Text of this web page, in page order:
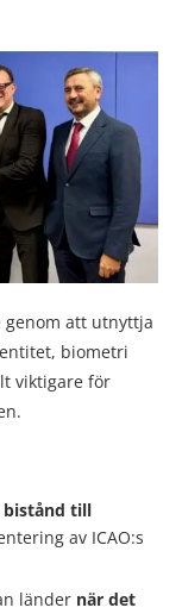
genom att utnyttja
biometri
viktigare för
bistånd till
av ICAO:s
länder när det